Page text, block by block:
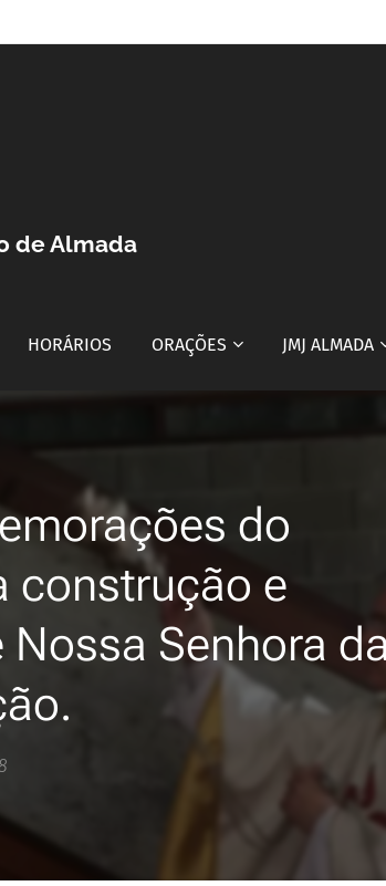
de Almada
HORÁRIOS ORAÇÕES JMJ ALMADA
do
construção e
Senhora